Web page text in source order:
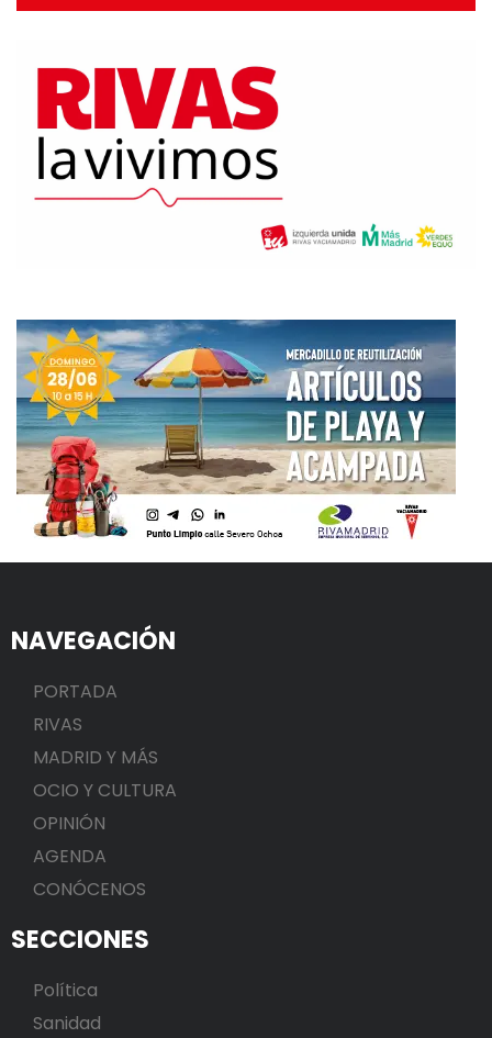
NAVEGACIÓN
PORTADA
RIVAS
MADRID Y MÁS
OCIO Y CULTURA
OPINIÓN
AGENDA
CONÓCENOS
SECCIONES
Política
Sanidad